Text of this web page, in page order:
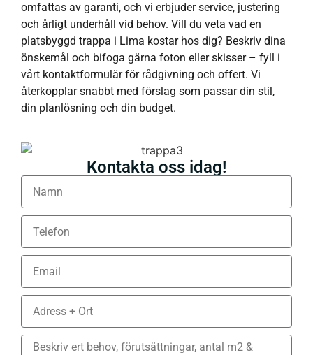
omfattas av garanti, och vi erbjuder service, justering
och årligt underhåll vid behov. Vill du veta vad en
platsbyggd trappa i Lima kostar hos dig? Beskriv dina
önskemål och bifoga gärna foton eller skisser – fyll i
vårt kontaktformulär för rådgivning och offert. Vi
återkopplar snabbt med förslag som passar din stil,
din planlösning och din budget.
Kontakta oss idag!